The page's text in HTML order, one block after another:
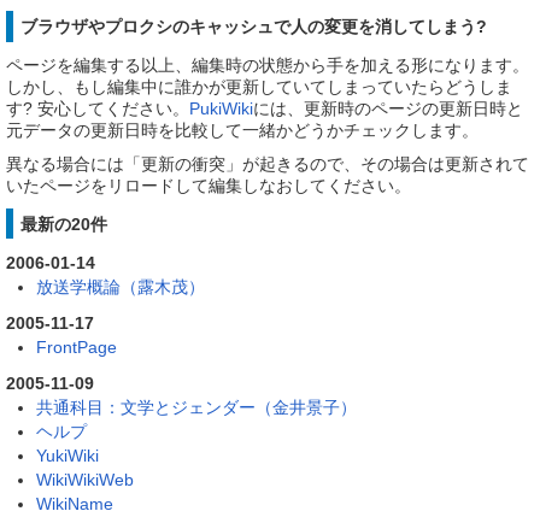
ブラウザやプロクシのキャッシュで人の変更を消してしまう?
ページを編集する以上、編集時の状態から手を加える形になります。
しかし、もし編集中に誰かが更新していてしまっていたらどうしま
す? 安心してください。 PukiWikiには、更新時のページの更新日時と
元データの更新日時を比較して一緒かどうかチェックします。
異なる場合には「更新の衝突」が起きるので、その場合は更新されて
いたページをリロードして編集しなおしてください。
最新の20件
2006-01-14
放送学概論（露木茂）
2005-11-17
FrontPage
2005-11-09
共通科目：文学とジェンダー（金井景子）
ヘルプ
YukiWiki
WikiWikiWeb
WikiName